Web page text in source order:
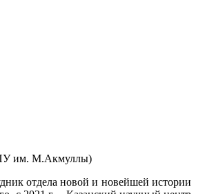
им. М.Акмуллы)
отдела новой и новейшей истории